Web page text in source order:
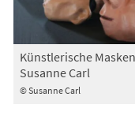
© Susanne Carl
Künstlerische
Susanne Carl